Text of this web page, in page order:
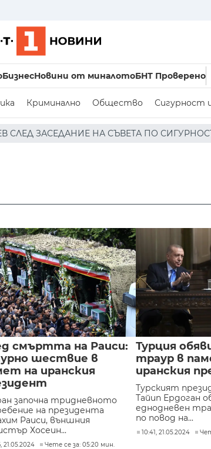
БизнесНовини от миналотоБНТ Проверено
Криминално Общество Сигурност
НА СЪВЕТА ПО СИГУРНОСТТА: ДРОН Е
смъртта на Раиси:
шествие в
на иранския
започна тридневното
на президента
Раиси, външния
Хосеин...
21.05.2024 Чете се за: 05:20 мин.
Турция
траур в
иранския
Турският
Тайип Ердоган
еднодневен
по повод на...
10:41, 21.05.2024